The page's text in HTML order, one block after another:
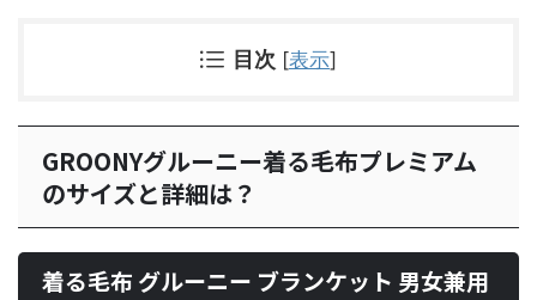
目次 [表示]
GROONYグルーニー着る毛布プレミアム
のサイズと詳細は？
着る毛布 グルーニー ブランケット 男女兼用